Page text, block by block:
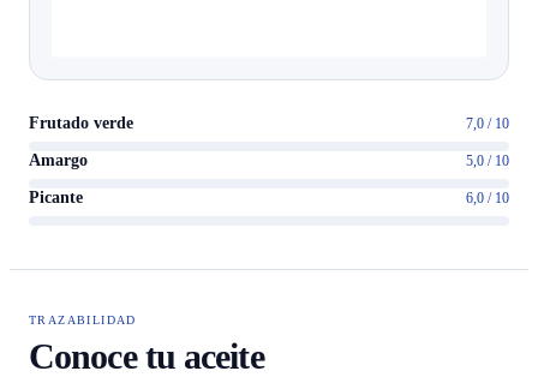
Frutado verde 7,0 / 10
Amargo 5,0 / 10
Picante 6,0 / 10
TRAZABILIDAD
Conoce tu aceite